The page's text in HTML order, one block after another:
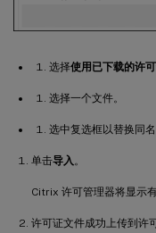
选择使用已下载的许
选择一个文件。
选中复选框以替换同名
单击导入。
Citrix 许可管理器将显示
许可证文件成功上传到许